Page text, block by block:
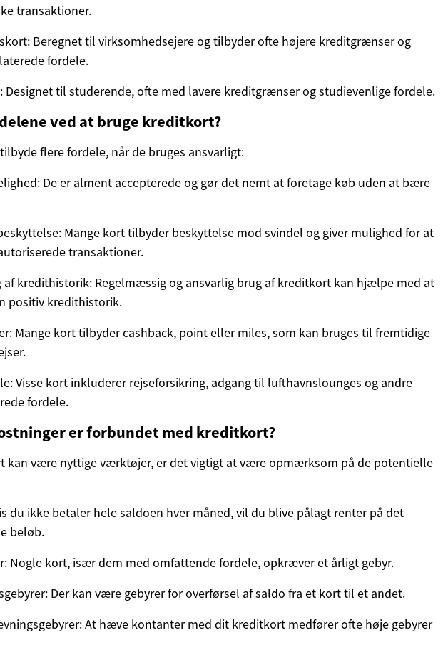
transaktioner.
Beregnet til virksomhedsejere og tilbyder ofte højere kreditgrænser og
fordele.
Designet til studerende, ofte med lavere kreditgrænser og studievenlige fordele.
ved at bruge kreditkort?
flere fordele, når de bruges ansvarligt:
De er alment accepterede og gør det nemt at foretage køb uden at bære
Mange kort tilbyder beskyttelse mod svindel og giver mulighed for at
transaktioner.
af kredithistorik: Regelmæssig og ansvarlig brug af kreditkort kan hjælpe med at
positiv kredithistorik.
Mange kort tilbyder cashback, point eller miles, som kan bruges til fremtidige
Visse kort inkluderer rejseforsikring, adgang til lufthavnslounges og andre
fordele.
er forbundet med kreditkort?
kan være nyttige værktøjer, er det vigtigt at være opmærksom på de potentielle
du ikke betaler hele saldoen hver måned, vil du blive pålagt renter på det
beløb.
Nogle kort, især dem med omfattende fordele, opkræver et årligt gebyr.
Der kan være gebyrer for overførsel af saldo fra et kort til et andet.
At hæve kontanter med dit kreditkort medfører ofte høje gebyrer